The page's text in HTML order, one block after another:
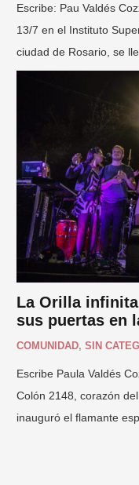
Escribe: Pau Valdés
13/7 en el Instituto
ciudad de Rosario, se
La Orilla
sus puertas en
COMUNIDAD, SIN
Escribe Paula Valdés
Colón 2148, corazón
inauguró el flamante